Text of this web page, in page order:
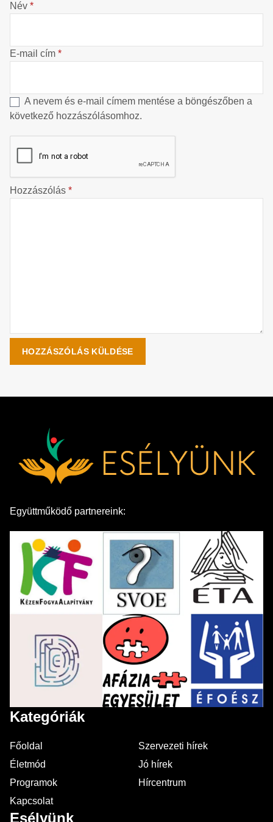
Név *
E-mail cím *
A nevem és e-mail címem mentése a böngészőben a
következő hozzászólásomhoz.
Hozzászólás *
Együttműködő partnereink:
Kategóriák
Főoldal
Szervezeti hírek
Életmód
Jó hírek
Programok
Hírcentrum
Kapcsolat
Esélyünk